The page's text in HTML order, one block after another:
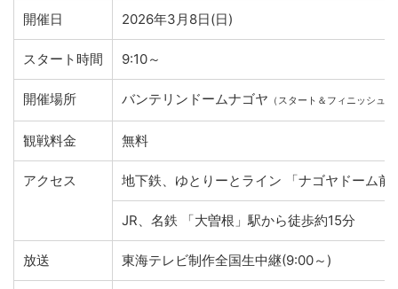
開催日 2026年3月8日(日)
スタート時間 9:10～
開催場所 バンテリンドームナゴヤ （スタート＆フィニッシュ）
観戦料金 無料
アクセス 地下鉄、ゆとりーとライン 「ナゴヤドーム
JR、名鉄 「大曽根」駅から徒歩約15分
放送 東海テレビ制作全国生中継(9:00～)